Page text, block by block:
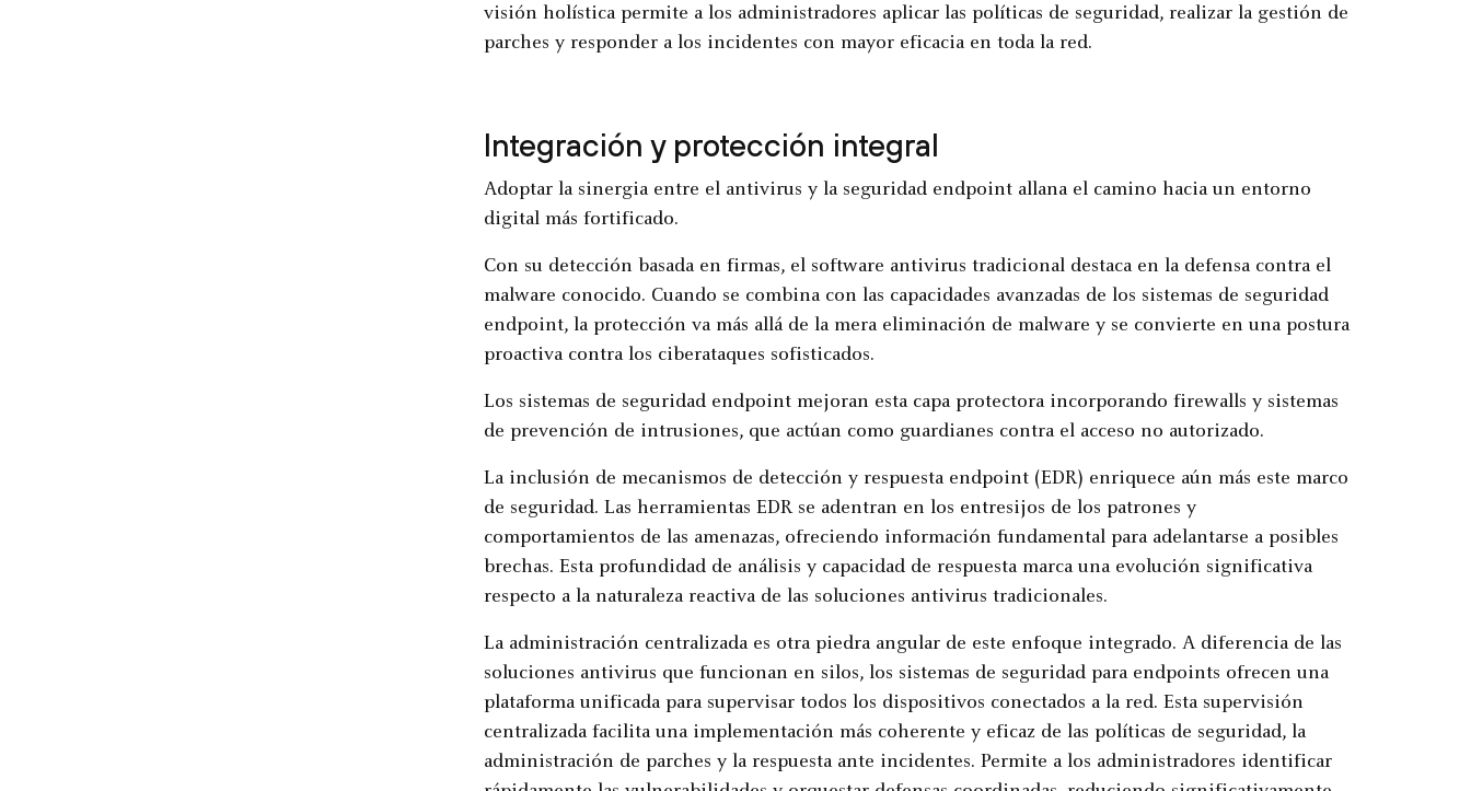
visión holística permite a los administradores aplicar las políticas de seguridad, realizar la gestión de
parches y responder a los incidentes con mayor eficacia en toda la red.
Integración y protección integral
Adoptar la sinergia entre el antivirus y la seguridad endpoint allana el camino hacia un entorno
digital más fortificado.
Con su detección basada en firmas, el software antivirus tradicional destaca en la defensa contra el
malware conocido. Cuando se combina con las capacidades avanzadas de los sistemas de seguridad
endpoint, la protección va más allá de la mera eliminación de malware y se convierte en una postura
proactiva contra los ciberataques sofisticados.
Los sistemas de seguridad endpoint mejoran esta capa protectora incorporando firewalls y sistemas
de prevención de intrusiones, que actúan como guardianes contra el acceso no autorizado.
La inclusión de mecanismos de detección y respuesta endpoint (EDR) enriquece aún más este marco
de seguridad. Las herramientas EDR se adentran en los entresijos de los patrones y
comportamientos de las amenazas, ofreciendo información fundamental para adelantarse a posibles
brechas. Esta profundidad de análisis y capacidad de respuesta marca una evolución significativa
respecto a la naturaleza reactiva de las soluciones antivirus tradicionales.
La administración centralizada es otra piedra angular de este enfoque integrado. A diferencia de las
soluciones antivirus que funcionan en silos, los sistemas de seguridad para endpoints ofrecen una
plataforma unificada para supervisar todos los dispositivos conectados a la red. Esta supervisión
centralizada facilita una implementación más coherente y eficaz de las políticas de seguridad, la
administración de parches y la respuesta ante incidentes. Permite a los administradores identificar